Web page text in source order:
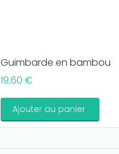
Guimbarde en bambou
19,60 €
Ajouter au panier